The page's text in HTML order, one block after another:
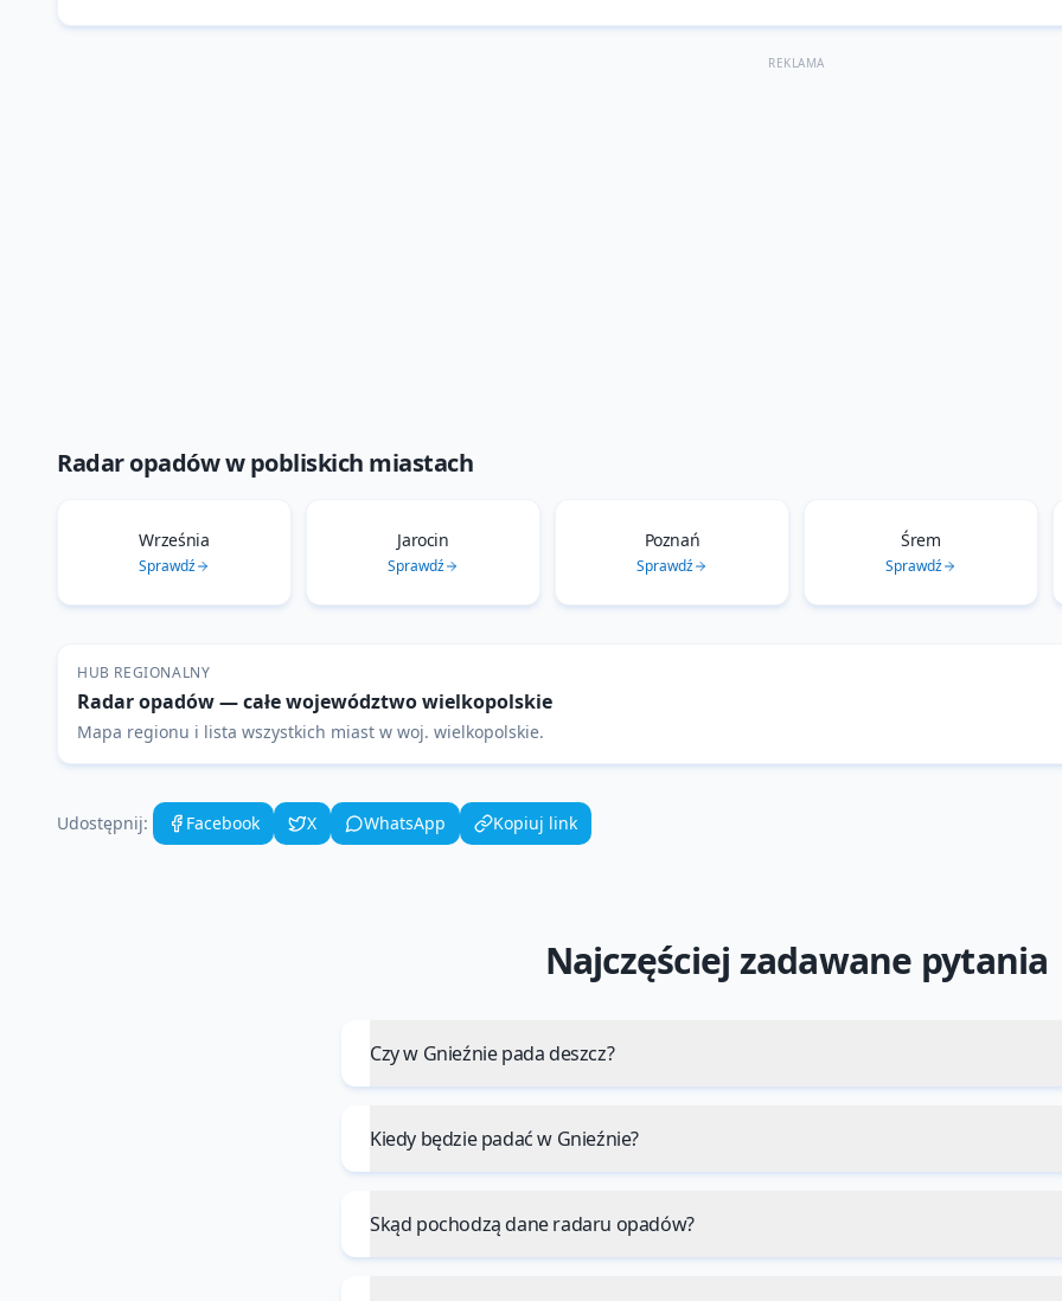
REKLAMA
Radar opadóww pobliskich miastach
Września
Sprawdź
Jarocin
Sprawdź
Poznań
Sprawdź
Śrem
Sprawdź
HUB REGIONALNY
Radar opadów— całe województwowielkopolskie
Mapa regionu i lista wszystkich miast w woj. wielkopolskie.
Udostępnij: Facebook X WhatsApp Kopiuj link
Najczęściej zadawane pytania
Czy w Gnieźnie pada deszcz?
Kiedy będzie padać w Gnieźnie?
Skąd pochodzą dane radaru opadów?